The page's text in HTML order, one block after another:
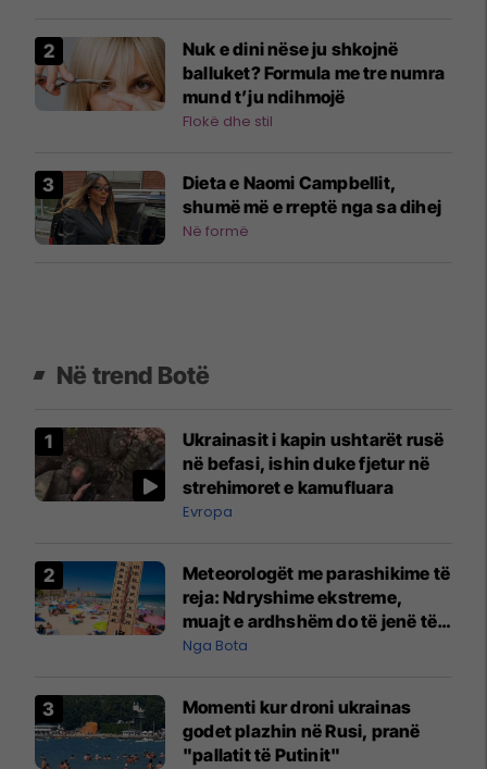
Nuk e dini nëse ju shkojnë
balluket? Formula me tre numra
mund t’ju ndihmojë
Flokë dhe stil
Dieta e Naomi Campbellit,
shumë më e rreptë nga sa dihej
Në formë
Në trend Botë
Ukrainasit i kapin ushtarët rusë
në befasi, ishin duke fjetur në
strehimoret e kamufluara
Evropa
Meteorologët me parashikime të
reja: Ndryshime ekstreme,
muajt e ardhshëm do të jenë të
pazakontë
Nga Bota
Momenti kur droni ukrainas
godet plazhin në Rusi, pranë
"pallatit të Putinit"